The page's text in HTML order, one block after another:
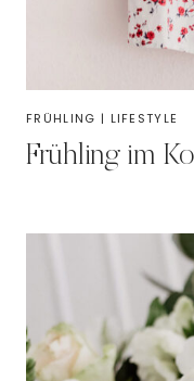
FRÜHLING | LIFESTYLE
Frühling im